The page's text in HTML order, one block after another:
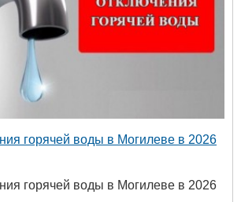
горячей воды в Могилеве в 2026
горячей воды в Могилеве в 2026